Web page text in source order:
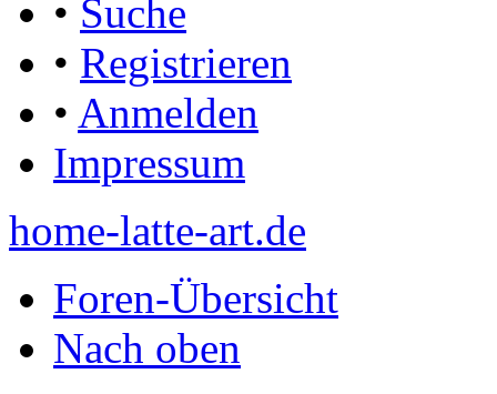
• Suche
• Registrieren
• Anmelden
Impressum
home-latte-art.de
Foren-Übersicht
Nach oben